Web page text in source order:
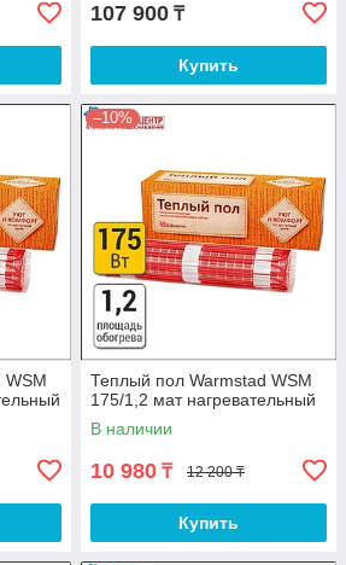
107 900 ₸
Купить
WSM
–10%
Теплый пол Warmstad WSM
175/1,2 мат нагревательный
В наличии
10 980 ₸ 12 200 ₸
Купить